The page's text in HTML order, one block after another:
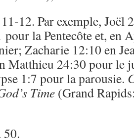
12. Par exemple, Joël
la Pentecôte et, en
Zacharie 12:10 en
Matthieu 24:30 pour le
1:7 pour la parousie.
Time (Grand
50.